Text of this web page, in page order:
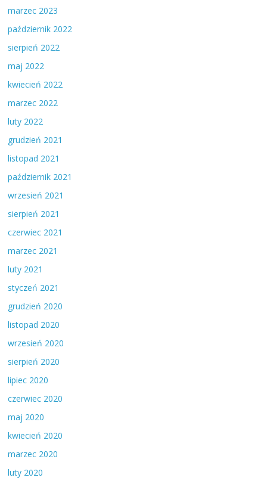
marzec 2023
październik 2022
sierpień 2022
maj 2022
kwiecień 2022
marzec 2022
luty 2022
grudzień 2021
listopad 2021
październik 2021
wrzesień 2021
sierpień 2021
czerwiec 2021
marzec 2021
luty 2021
styczeń 2021
grudzień 2020
listopad 2020
wrzesień 2020
sierpień 2020
lipiec 2020
czerwiec 2020
maj 2020
kwiecień 2020
marzec 2020
luty 2020